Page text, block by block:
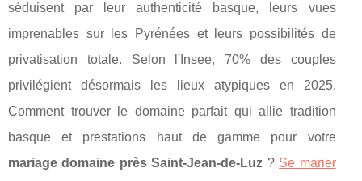
séduisent par leur authenticité basque, leurs vues
imprenables sur les Pyrénées et leurs possibilités de
privatisation totale. Selon l'Insee, 70% des couples
privilégient désormais les lieux atypiques en 2025.
Comment trouver le domaine parfait qui allie tradition
basque et prestations haut de gamme pour votre
mariage domaine près Saint-Jean-de-Luz ? Se marier